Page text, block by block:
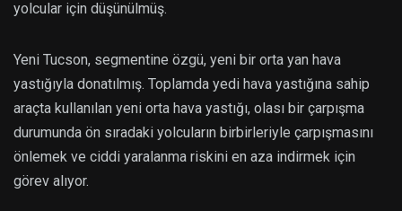
yolcular için düşünülmüş.
Yeni Tucson, segmentine özgü, yeni bir orta yan hava
yastığıyla donatılmış. Toplamda yedi hava yastığına sahip
araçta kullanılan yeni orta hava yastığı, olası bir çarpışma
durumunda ön sıradaki yolcuların birbirleriyle çarpışmasını
önlemek ve ciddi yaralanma riskini en aza indirmek için
görev alıyor.